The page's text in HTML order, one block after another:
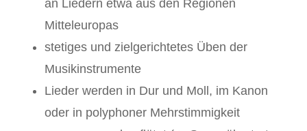
an Liedern etwa aus den Regionen
Mitteleuropas
stetiges und zielgerichtetes Üben der
Musikinstrumente
Lieder werden in Dur und Moll, im Kanon
oder in polyphoner Mehrstimmigkeit